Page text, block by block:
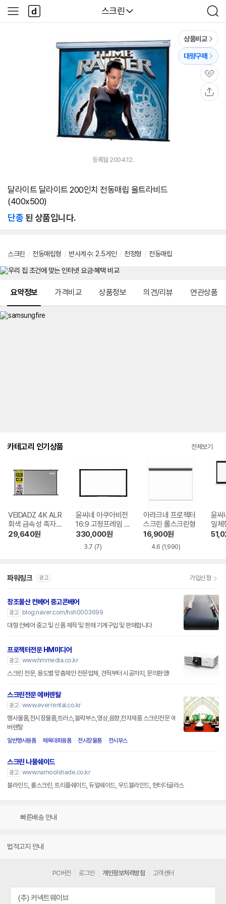
다나와
스크린
검
색
사
이
다
나
와
상품비교
대량구매
관
심
등록월 2004.12.
달라이트 달라이트 200인치 전동매립 울트라비드
(400x500)
단종된 상품입니다.
스크린 / 전동매립형 / 반사계수: 2.5게인 / 천정형 / 전동매립
요약정보 가격비교 상품정보 의견/리뷰 연관상품
카테고리 인기상품 전체보기
VEIDADZ 4K ALR
회색 금속성 족자형
빔프로젝터 스크린
29,640원
윤씨네 아쿠아비전
16:9 고정프레임 스
크린 SA-FH 시리
즈 시네비젼원단
330,000원
3.7 (7)
아라크네 프로젝터
스크린 롤스크린형
16,900원
4.6 (1,990)
윤씨
일체
-SH
파워링크 광고 가입신청
창조물산 컨베어 중고콘베어
광고
blog.naver.com/hsh0003699
대형 컨베어 중고 및 신품 제작 및 판매 기계구입 및 판매합니다
프로젝터전문 HM미디어
광고 www.hmmedia.co.kr
스크린 전문, 용도별 맞춤제안 전문업체, 견적부터 시공까지, 문의환영!
스크린전문 에버렌탈
광고 www.everrental.co.kr
행사물품,전시장물품,트러스,블럭부스,영상,음향,전자제품 스크린전문 에
버렌탈
일반행사용품 체육대회용품 전시장물품 전시부스
스크린 나물쉐이드
광고 www.namoolshade.co.kr
블라인드, 롤스크린, 트리플쉐이드, 듀얼쉐이드, 우드블라인드, 헌터더글라스
빠른배송 안내
법적고지 안내
PC버전 로그인 개인정보처리방침 고객센터
(주) 커넥트웨이브